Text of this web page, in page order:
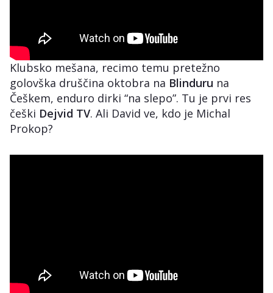
Klubsko mešana, recimo temu pretežno
golovška druščina oktobra na Blinduru na
Češkem, enduro dirki “na slepo”. Tu je prvi res
češki Dejvid TV. Ali David ve, kdo je Michal
Prokop?